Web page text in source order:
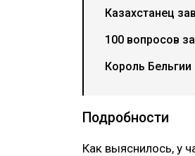
Казахстанец
100 вопросов
Король
Подробности
Как выяснилось, у